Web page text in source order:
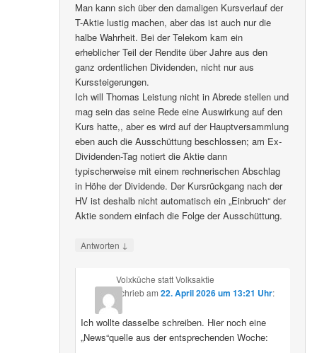
Man kann sich über den damaligen Kursverlauf der
T-Aktie lustig machen, aber das ist auch nur die
halbe Wahrheit. Bei der Telekom kam ein
erheblicher Teil der Rendite über Jahre aus den
ganz ordentlichen Dividenden, nicht nur aus
Kurssteigerungen.
Ich will Thomas Leistung nicht in Abrede stellen und
mag sein das seine Rede eine Auswirkung auf den
Kurs hatte,, aber es wird auf der Hauptversammlung
eben auch die Ausschüttung beschlossen; am Ex-
Dividenden-Tag notiert die Aktie dann
typischerweise mit einem rechnerischen Abschlag
in Höhe der Dividende. Der Kursrückgang nach der
HV ist deshalb nicht automatisch ein „Einbruch“ der
Aktie sondern einfach die Folge der Ausschüttung.
Antworten ↓
Volxküche statt Volksaktie
schriebam 22. April 2026 um 13:21 Uhr:
Ich wollte dasselbe schreiben. Hier noch eine
„News“quelle aus der entsprechenden Woche: